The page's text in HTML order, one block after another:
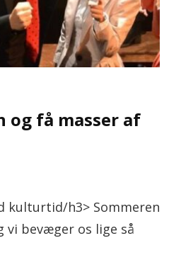
og få masser af
kulturtid/h3> Sommeren
vi bevæger os lige så